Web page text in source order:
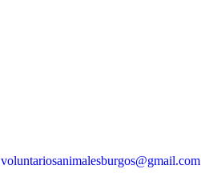
voluntariosanimalesburgos@gmail.com